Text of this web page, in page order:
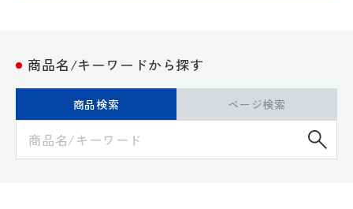
商品名/キーワードから探す
商品検索 ページ検索